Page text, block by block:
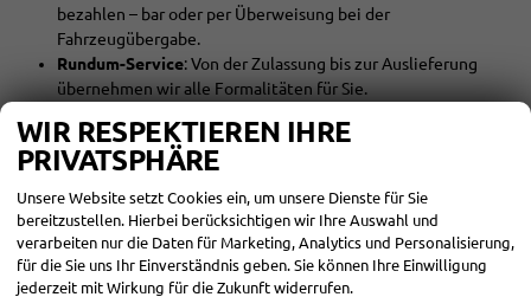
bezahlen – bar oder per Überweisung bei der
Fahrzeugübergabe.
Rundum-Service: Von der Zulassung bis zur Auslieferung
übernehmen wir alle Formalitäten für Sie.
FINDEN SIE IHR NEUES OPEL-FAHRZEUG UND
STARTEN SIE DURCH
Unser erfahrenes Team steht Ihnen zur Seite, um das perfekte Opel-
Modell für Ihre Anforderungen zu finden. Egal ob Combo, Corsa,
Crossland oder Movano – bei Huber Automobile finden Sie das
passende Fahrzeug, das Sie sicher und komfortabel ans Ziel bringt.
WIR RESPEKTIEREN IHRE
PRIVATSPHÄRE
Unsere Website setzt Cookies ein, um unsere Dienste für Sie
bereitzustellen. Hierbei berücksichtigen wir Ihre Auswahl und
verarbeiten nur die Daten für Marketing, Analytics und Personalisierung,
für die Sie uns Ihr Einverständnis geben. Sie können Ihre Einwilligung
jederzeit mit Wirkung für die Zukunft widerrufen.